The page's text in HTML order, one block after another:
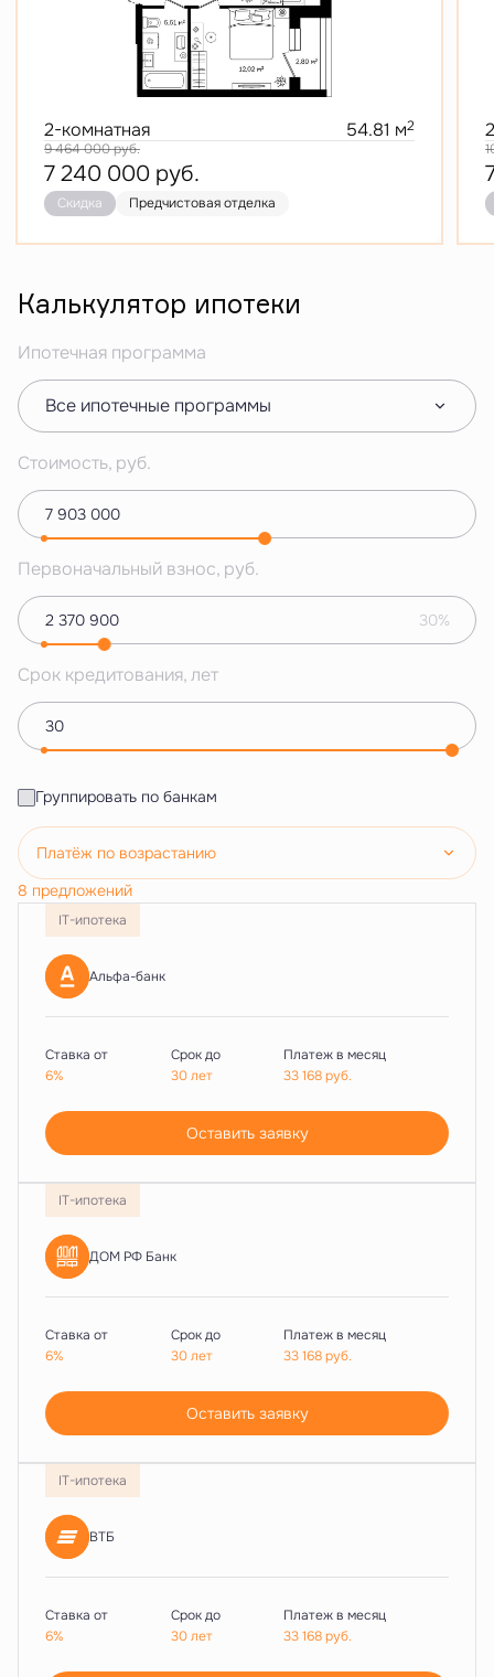
2-комнатная 54.81 м2
9 464 000руб.
7 240 000 руб.
Скидка Предчистовая отделка
Калькулятор ипотеки
Ипотечная программа
Все ипотечные программы
Стоимость, руб.
Первоначальный взнос, руб.
30%
Срок кредитования, лет
Группировать по банкам
Платёж по возрастанию
8 предложений
IT-ипотека
Альфа-банк
Ставка от
6%
Срок до
30 лет
Платеж в месяц
33 168руб.
Оставить заявку
IT-ипотека
ДОМ РФ Банк
Ставка от
6%
Срок до
30 лет
Платеж в месяц
33 168руб.
Оставить заявку
IT-ипотека
ВТБ
Ставка от
6%
Срок до
30 лет
Платеж в месяц
33 168руб.